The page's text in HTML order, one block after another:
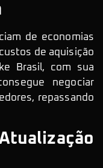
de economias
de aquisição
Brasil, com sua
negociar
repassando